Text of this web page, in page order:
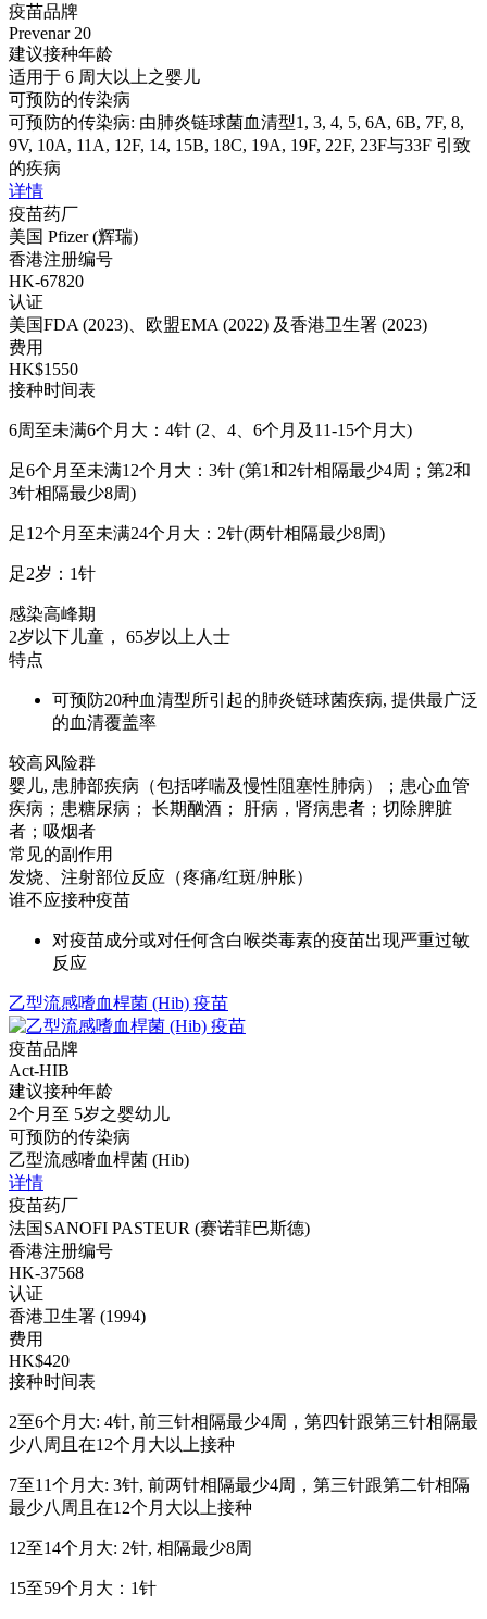
疫苗品牌
Prevenar 20
建议接种年龄
适用于 6 周大以上之婴儿
可预防的传染病
可预防的传染病: 由肺炎链球菌血清型1, 3, 4, 5, 6A, 6B, 7F, 8,
9V, 10A, 11A, 12F, 14, 15B, 18C, 19A, 19F, 22F, 23F与33F 引致
的疾病
详情
疫苗药厂
美国 Pfizer (辉瑞)
香港注册编号
HK-67820
认证
美国FDA (2023)、欧盟EMA (2022) 及香港卫生署 (2023)
费用
HK$1550
接种时间表
6周至未满6个月大：4针 (2、4、6个月及11-15个月大)
足6个月至未满12个月大：3针 (第1和2针相隔最少4周；第2和
3针相隔最少8周)
足12个月至未满24个月大：2针(两针相隔最少8周)
足2岁：1针
感染高峰期
2岁以下儿童， 65岁以上人士
特点
可预防20种血清型所引起的肺炎链球菌疾病, 提供最广泛
的血清覆盖率
较高风险群
婴儿, 患肺部疾病（包括哮喘及慢性阻塞性肺病）；患心血管
疾病；患糖尿病； 长期酗酒； 肝病，肾病患者；切除脾脏
者；吸烟者
常见的副作用
发烧、注射部位反应（疼痛/红斑/肿胀）
谁不应接种疫苗
对疫苗成分或对任何含白喉类毒素的疫苗出现严重过敏
反应
乙型流感嗜血桿菌 (Hib) 疫苗
疫苗品牌
Act-HIB
建议接种年龄
2个月至 5岁之婴幼儿
可预防的传染病
乙型流感嗜血桿菌 (Hib)
详情
疫苗药厂
法国SANOFI PASTEUR (赛诺菲巴斯德)
香港注册编号
HK-37568
认证
香港卫生署 (1994)
费用
HK$420
接种时间表
2至6个月大: 4针, 前三针相隔最少4周，第四针跟第三针相隔最
少八周且在12个月大以上接种
7至11个月大: 3针, 前两针相隔最少4周，第三针跟第二针相隔
最少八周且在12个月大以上接种
12至14个月大: 2针, 相隔最少8周
15至59个月大：1针